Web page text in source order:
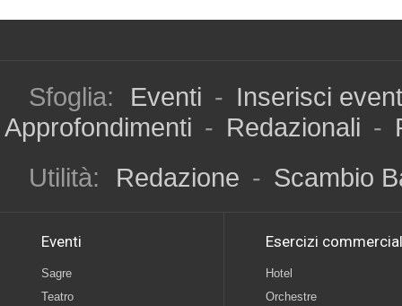
Sfoglia: Eventi - Inserisci
Approfondimenti - Redazionali -
Utilità:
Redazione - Scambio
Eventi
Sagre
Teatro
Esercizi
Hotel
Orchestre